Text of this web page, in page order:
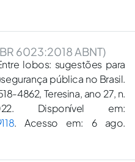
6023:2018 ABNT)
lobos: sugestões para
pública no Brasil.
4862, Teresina, ano 27, n.
Disponível em:
. Acesso em: 6 ago.